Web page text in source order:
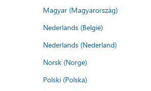
Magyar (Magyarország)
Nederlands (België)
Nederlands (Nederland)
Norsk (Norge)
Polski (Polska)